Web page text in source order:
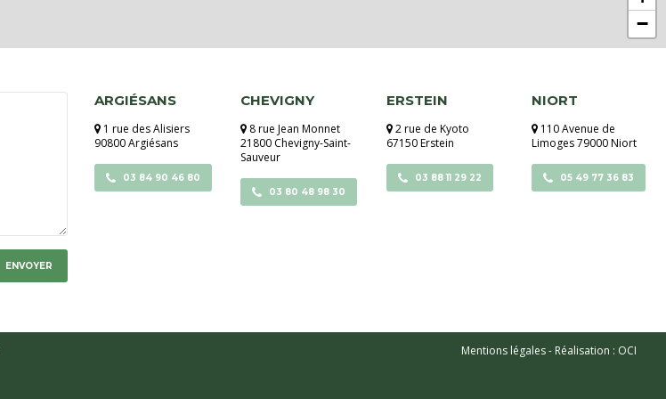
−
ARGIÉSANS
1 rue des Alisiers
90800 Argiésans
03 84 90 46 80
CHEVIGNY
8 rue Jean Monnet
21800 Chevigny-Saint-
Sauveur
03 80 48 98 30
ERSTEIN
2 rue de Kyoto
67150 Erstein
03 88 11 29 22
NIORT
110 Avenue de
Limoges 79000 Niort
05 49 77 36 83
Mentions légales- Réalisation : OCI